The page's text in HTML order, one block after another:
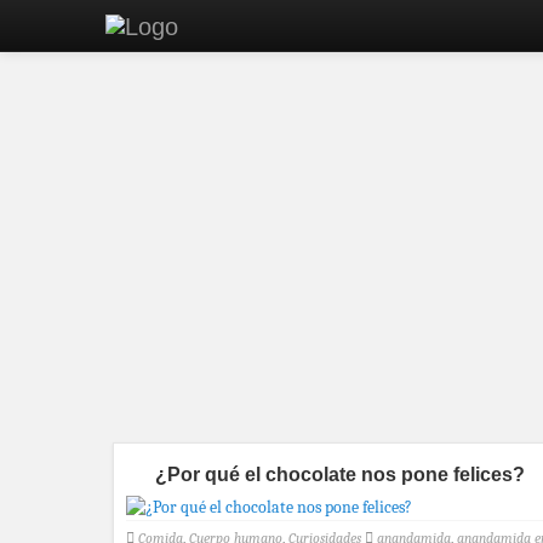
¿Por qué el chocolate nos pone felices?
Comida, Cuerpo humano, Curiosidades anandamida, anandamida